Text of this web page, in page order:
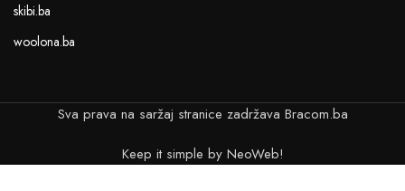
skibi.ba
woolona.ba
Sva prava na saržaj stranice zadržava Bracom.ba
Keep it simple by NeoWeb!